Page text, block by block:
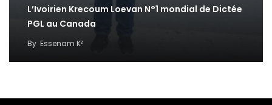
L’Ivoirien Krecoum Loevan N°1 mondial de Dictée
PGL au Canada
By Essenam K²